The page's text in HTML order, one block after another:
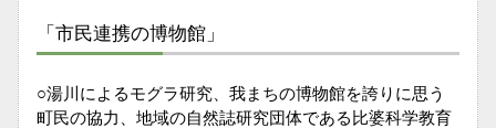
「市民連携の博物館」
○湯川によるモグラ研究、我まちの博物館を誇りに思う
町民の協力、地域の自然誌研究団体である比婆科学教育